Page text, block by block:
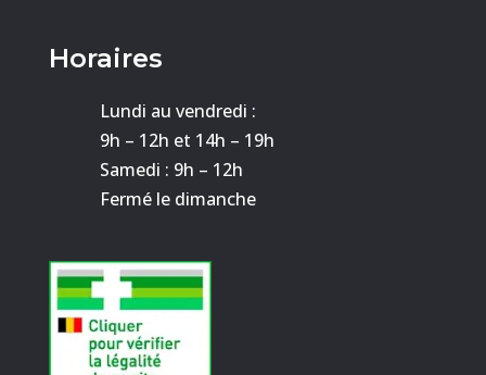
Horaires
Lundi au vendredi :
9h – 12h et 14h – 19h
Samedi : 9h – 12h
Fermé le dimanche